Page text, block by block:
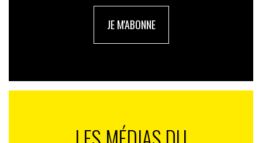
JE M'ABONNE